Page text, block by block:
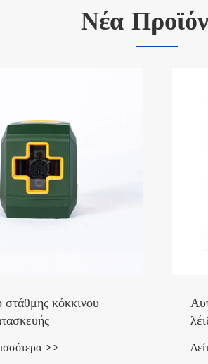
Νέα
στάθμης κόκκινου
>>